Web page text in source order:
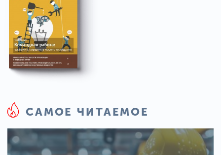
САМОЕ ЧИТАЕМОЕ